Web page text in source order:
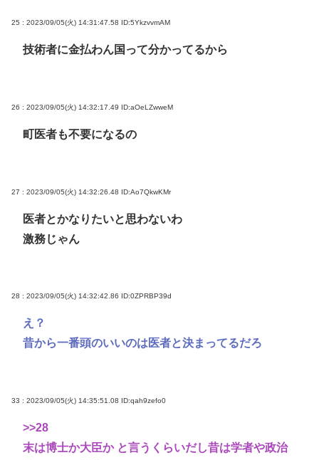
25 : 2023/09/05(火) 14:31:47.58 ID:5YkzvvmAM
技術者に金払わん国って分かってるから
26 : 2023/09/05(火) 14:32:17.49 ID:aOeLZwweM
町医者も不要になるの
27 : 2023/09/05(火) 14:32:26.48 ID:Ao7QkwKMr
医者とかなりたいと思わないわ
激務じゃん
28 : 2023/09/05(火) 14:32:42.86 ID:0ZPRBP39d
え？
昔から一番頭のいいのは医者と決まってるだろ
33 : 2023/09/05(火) 14:35:51.08 ID:qah9zefo0
>>28
末は博士か大臣か と言うくらいだし昔は学者や政治